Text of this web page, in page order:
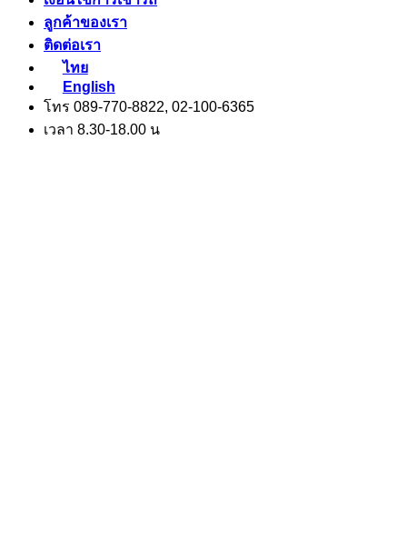
ลูกค้าของเรา
ติดต่อเรา
ไทย
English
โทร 089-770-8822, 02-100-6365
เวลา 8.30-18.00 น